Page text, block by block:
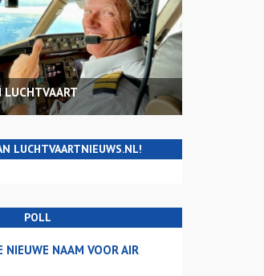
LUCHTVAART
LUCHTVAARTNIEUWS.NL!
POLL
NIEUWE NAAM VOOR AIR